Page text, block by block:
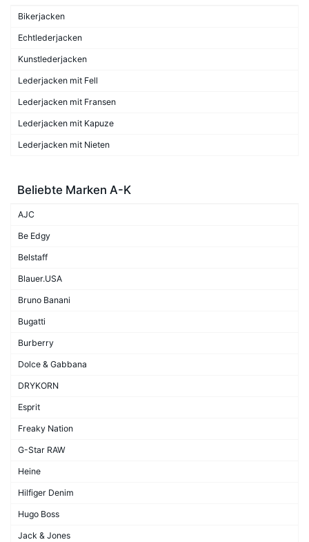
Bikerjacken
Echtlederjacken
Kunstlederjacken
Lederjacken mit Fell
Lederjacken mit Fransen
Lederjacken mit Kapuze
Lederjacken mit Nieten
Beliebte Marken A-K
AJC
Be Edgy
Belstaff
Blauer.USA
Bruno Banani
Bugatti
Burberry
Dolce & Gabbana
DRYKORN
Esprit
Freaky Nation
G-Star RAW
Heine
Hilfiger Denim
Hugo Boss
Jack & Jones